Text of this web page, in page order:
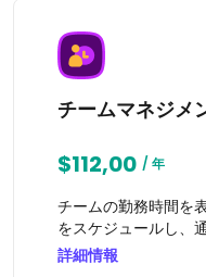
チームマネジメ
$112,00 / 年
チームの勤務時間を
をスケジュールし、
詳細情報